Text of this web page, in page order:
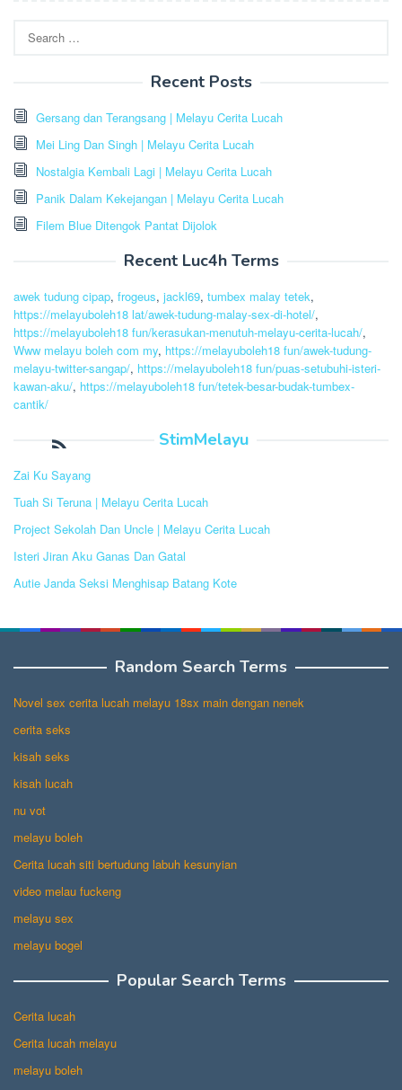
for:
Recent Posts
Gersang dan Terangsang | Melayu Cerita Lucah
Mei Ling Dan Singh | Melayu Cerita Lucah
Nostalgia Kembali Lagi | Melayu Cerita Lucah
Panik Dalam Kekejangan | Melayu Cerita Lucah
Filem Blue Ditengok Pantat Dijolok
Recent Luc4h Terms
awek tudung cipap, frogeus, jackl69, tumbex malay tetek,
https://melayuboleh18 lat/awek-tudung-malay-sex-di-hotel/,
https://melayuboleh18 fun/kerasukan-menutuh-melayu-cerita-lucah/,
Www melayu boleh com my, https://melayuboleh18 fun/awek-tudung-
melayu-twitter-sangap/, https://melayuboleh18 fun/puas-setubuhi-isteri-
kawan-aku/, https://melayuboleh18 fun/tetek-besar-budak-tumbex-
cantik/
StimMelayu
Zai Ku Sayang
Tuah Si Teruna | Melayu Cerita Lucah
Project Sekolah Dan Uncle | Melayu Cerita Lucah
Isteri Jiran Aku Ganas Dan Gatal
Autie Janda Seksi Menghisap Batang Kote
Random Search Terms
Novel sex cerita lucah melayu 18sx main dengan nenek
cerita seks
kisah seks
kisah lucah
nu vot
melayu boleh
Cerita lucah siti bertudung labuh kesunyian
video melau fuckeng
melayu sex
melayu bogel
Popular Search Terms
Cerita lucah
Cerita lucah melayu
melayu boleh